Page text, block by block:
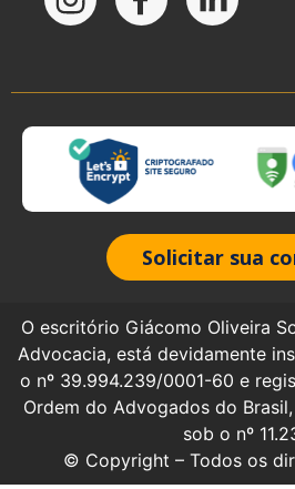
Solicitar sua
O escritório Giácomo Oliveira
Advocacia, está devidamente
o nº 39.994.239/0001-60 e
Ordem do Advogados do
sob o nº
© Copyright – Todos os